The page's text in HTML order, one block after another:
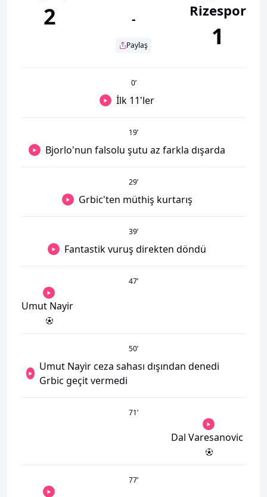
2 -
Paylaş
Rizespor
1
0’
İlk 11'ler
19’
Bjorlo'nun falsolu şutu az farkla dışarda
29’
Grbic'ten müthiş kurtarış
39’
Fantastik vuruş direkten döndü
47’
Umut Nayir
50’
Umut Nayir ceza sahası dışından denedi
Grbic geçit vermedi
71’
Dal Varesanovic
77’